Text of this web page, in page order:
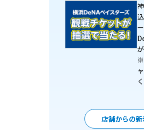
※
店舗からの